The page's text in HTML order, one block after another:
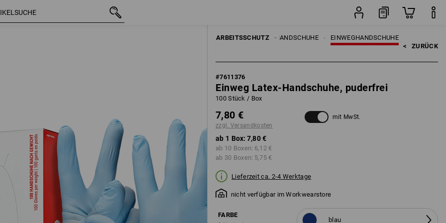
ARBEITSSCHUTZ EINWEGHANDSCHUHE
HANDSCHUHE
< ZURÜCK
#7611376
Einweg Latex-Handschuhe, puderfrei
100 Stück / Box
7,80 €
zzgl. Versandkosten
mit MwSt.
ab 1 Box: 7,80 €
ab 10 Boxen: 6,12 €
ab 30 Boxen: 5,75 €
Lieferzeit ca. 2-4 Werktage
nicht verfügbar im Workwearstore
FARBE
blau
S 7,80 €